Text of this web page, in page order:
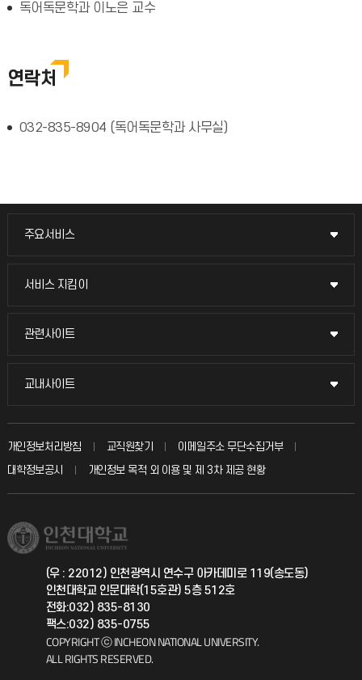
독어독문학과 이노은 교수
연락처
032-835-8904 (독어독문학과 사무실)
주요서비스
주요서비스
교무회의방송
입학안내
취업정보(학생)
서비스 지킴이
서비스 지킴이
묻고 답하기
칭찬마당
학생서비스 지킴이
관련사이트
관련사이트
국방헬프콜
총동문회
교내사이트
교내사이트
교수회
교육혁신본부
국제지원과
공자아카데미
기초교육원
개인정보처리방침 교직원찾기
이메일주소 무단수집거부
대학정보공시
개인정보 목적 외 이용 및 제 3차 제공 현황
(우 : 22012) 인천광역시 연수구 아카데미로 119(송도동)
인천대학교 인문대학(15호관) 5층 512호
전화:032) 835-8130
팩스:032) 835-0755
COPYRIGHT ⓒ INCHEON NATIONAL UNIVERSITY.
ALL RIGHTS RESERVED.